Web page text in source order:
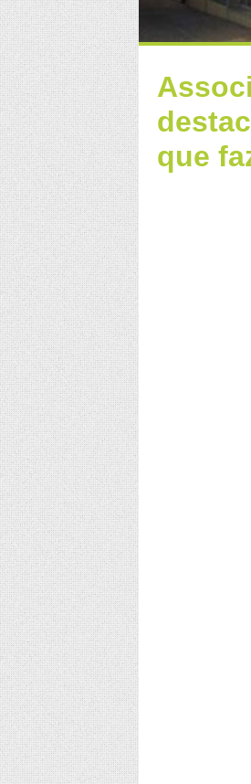
que